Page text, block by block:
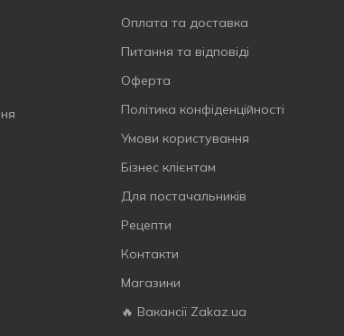
Оплата та доставка
Питання та відповіді
Оферта
Політика конфіденційності
Умови користування
Бізнес клієнтам
Для постачальників
Рецепти
Контакти
Магазини
🔥 Вакансії Zakaz.ua